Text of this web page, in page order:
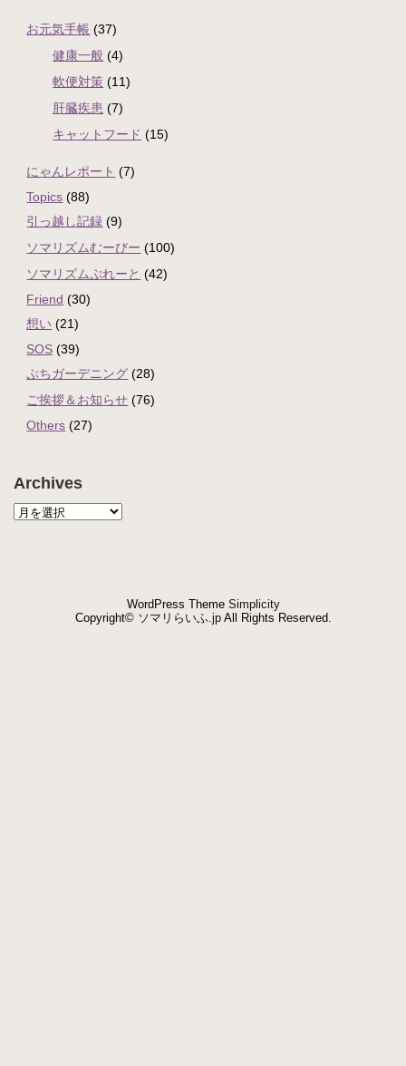
お元気手帳 (37)
健康一般 (4)
軟便対策 (11)
肝臓疾患 (7)
キャットフード (15)
にゃんレポート (7)
Topics (88)
引っ越し記録 (9)
ソマリズムむーびー (100)
ソマリズムぷれーと (42)
Friend (30)
想い (21)
SOS (39)
ぷちガーデニング (28)
ご挨拶＆お知らせ (76)
Others (27)
Archives
WordPress Theme Simplicity
Copyright© ソマリらいふ.jpAll Rights Reserved.